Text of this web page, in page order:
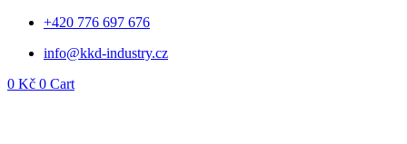
Přejít
obsahu
+420 776 697 676
info@kkd-industry.cz
0 Kč 0 Cart